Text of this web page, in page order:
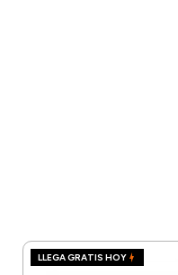
LLEGA GRATIS HOY